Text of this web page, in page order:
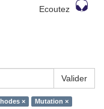
Ecoutez
Valider
×
Mutation ×